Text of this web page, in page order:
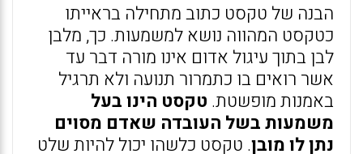
הבנה של טקסט כתוב מתחילה בראייתו
כטקסט המהווה נושא למשמעות. כך, מלבן
לבן בתוך עיגול אדום אינו מורה דבר עד
אשר רואים בו כתמרור תנועה ולא תרגיל
באמנות מופשטת. טקסט הינו בעל
משמעות בשל העובדה שאדם מסוים
נתן לו מובן. טקסט כלשהו יכול להיות שלט